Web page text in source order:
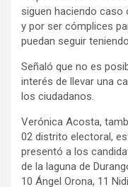
siguen haciendo caso
y por ser cómplices
puedan seguir
Señaló que no es
interés de llevar una
los ciudadanos.
Verónica Acosta,
02 distrito electoral,
presentó a los
de la laguna de
10 Ángel Orona, 11